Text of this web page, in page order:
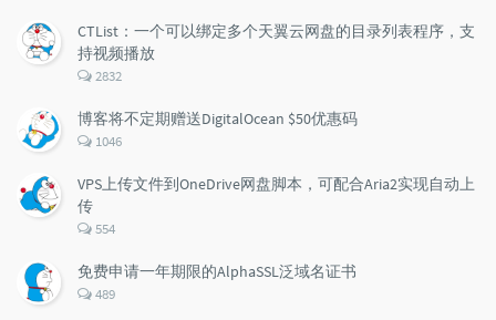
CTList：一个可以绑定多个天翼云网盘的目录列表程序，支
持视频播放
评
数：
2832
博客将不定期赠送DigitalOcean $50优惠码
评
数：
1046
VPS上传文件到OneDrive网盘脚本，可配合Aria2实现自动上
传
评
数：
554
免费申请一年期限的AlphaSSL泛域名证书
评
489